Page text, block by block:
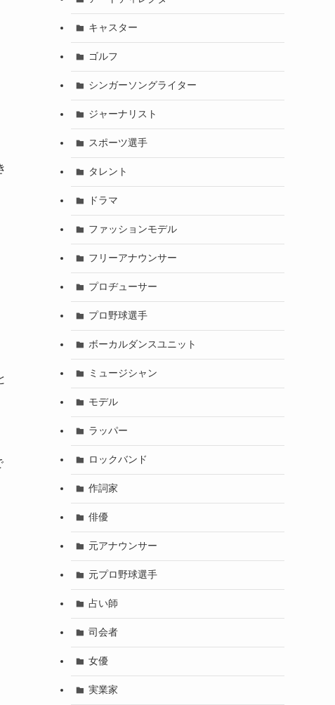
キャスター
ゴルフ
シンガーソングライター
ジャーナリスト
スポーツ選手
タレント
ドラマ
ファッションモデル
フリーアナウンサー
プロヂューサー
プロ野球選手
ボーカルダンスユニット
ミュージシャン
モデル
ラッパー
ロックバンド
作詞家
俳優
元アナウンサー
元プロ野球選手
占い師
司会者
女優
実業家